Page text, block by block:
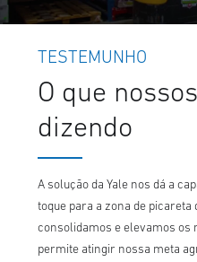
TESTEMUNHO
O que
dizendo
A solução da Yale nos dá a
toque para a zona de picareta
consolidamos e elevamos os
permite atingir nossa meta